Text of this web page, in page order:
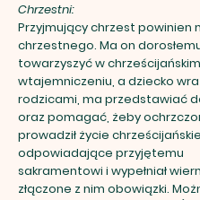
Chrzestni:
Przyjmujący chrzest powinien
chrzestnego. Ma on
towarzyszyć w chrześcijańskim
wtajemniczeniu, a dziecko
rodzicami, ma przedstawiać
oraz pomagać, żeby
prowadził życie chrześcijańskie
odpowiadające przyjętemu
sakramentowi i wypełniał
złączone z nim obowiązki.